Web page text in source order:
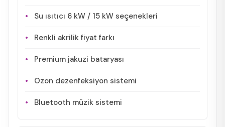
Su ısıtıcı 6 kW / 15 kW seçenekleri
Renkli akrilik fiyat farkı
Premium jakuzi bataryası
Ozon dezenfeksiyon sistemi
Bluetooth müzik sistemi